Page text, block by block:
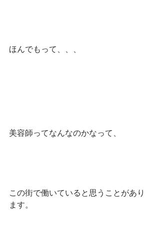
ほんでもって、、、
美容師ってなんなのかなって、
この街で働いていると思うことがあり
ます。